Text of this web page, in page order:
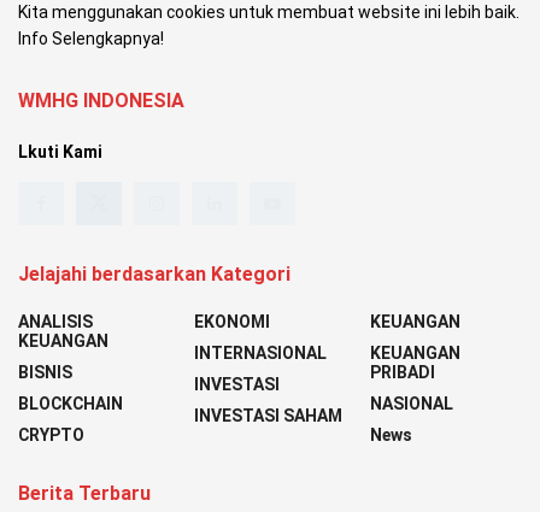
Kita menggunakan cookies untuk membuat website ini lebih baik.
Info Selengkapnya!
WMHG INDONESIA
Lkuti Kami
Jelajahi berdasarkan Kategori
ANALISIS
KEUANGAN
BISNIS
BLOCKCHAIN
CRYPTO
EKONOMI
INTERNASIONAL
INVESTASI
INVESTASI SAHAM
KEUANGAN
KEUANGAN
PRIBADI
NASIONAL
News
Berita Terbaru